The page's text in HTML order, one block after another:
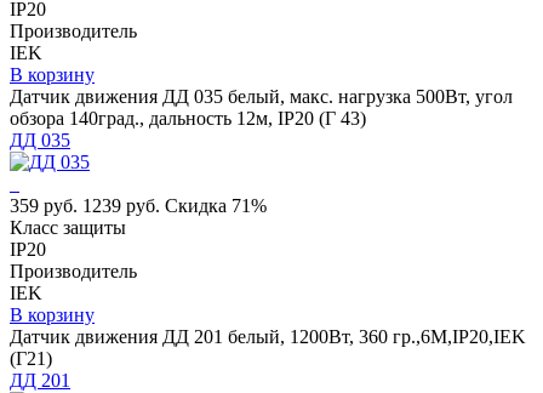
IP20
Производитель
IEK
В корзину
Датчик движения ДД 035 белый, макс. нагрузка 500Вт, угол
обзора 140град., дальность 12м, IP20 (Г 43)
ДД 035
359 руб. 1239 руб. Скидка 71%
Класс защиты
IP20
Производитель
IEK
В корзину
Датчик движения ДД 201 белый, 1200Вт, 360 гр.,6М,IP20,IEK
(Г21)
ДД 201